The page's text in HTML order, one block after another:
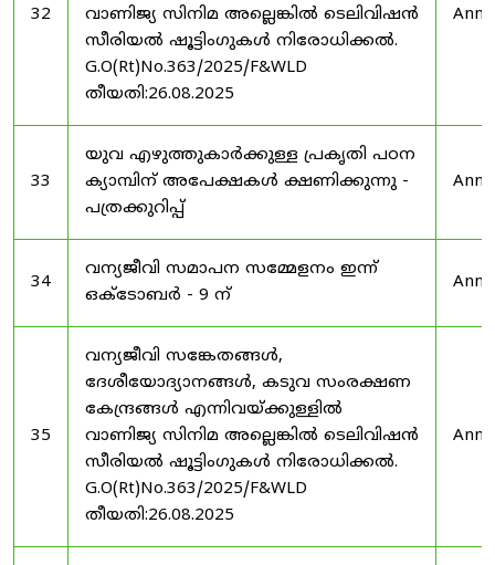
32
വാണിജ്യ സിനിമ അല്ലെങ്കിൽ ടെലിവിഷൻ
സീരിയൽ ഷൂട്ടിംഗുകൾ നിരോധിക്കൽ.
G.O(Rt)No.363/2025/F&WLD
തീയതി:26.08.2025
33
യുവ എഴുത്തുകാർക്കുള്ള പ്രകൃതി പഠന
ക്യാമ്പിന് അപേക്ഷകൾ ക്ഷണിക്കുന്നു -
പത്രക്കുറിപ്പ്
34
വന്യജീവി സമാപന സമ്മേളനം ഇന്ന്
ഒക്ടോബർ - 9 ന്
35
വന്യജീവി സങ്കേതങ്ങൾ,
ദേശീയോദ്യാനങ്ങൾ, കടുവ സംരക്ഷണ
കേന്ദ്രങ്ങൾ എന്നിവയ്ക്കുള്ളിൽ
വാണിജ്യ സിനിമ അല്ലെങ്കിൽ ടെലിവിഷൻ
സീരിയൽ ഷൂട്ടിംഗുകൾ നിരോധിക്കൽ.
G.O(Rt)No.363/2025/F&WLD
തീയതി:26.08.2025